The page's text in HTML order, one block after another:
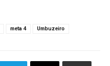
meta 4 Umbuzeiro